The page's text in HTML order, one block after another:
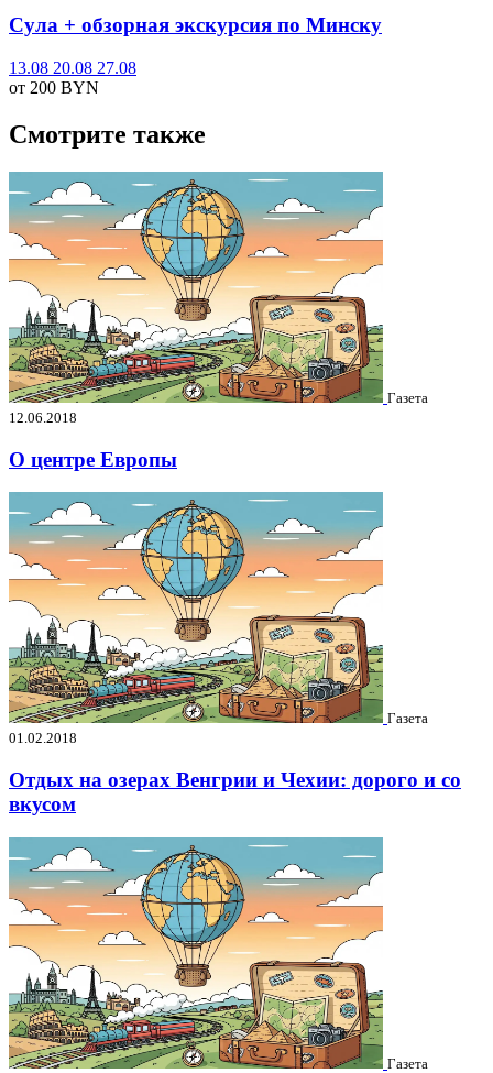
Сула + обзорная экскурсия по Минску
13.08 20.08 27.08
от 200 BYN
Смотрите также
Газета
12.06.2018
О центре Европы
Газета
01.02.2018
Отдых на озерах Венгрии и Чехии: дорого и со
вкусом
Газета